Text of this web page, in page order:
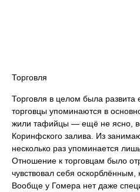
Торговля
Торговля в целом была
торговцы упоминаются в
жили тафийцы — ещё не ясно,
Коринфского залива. Из
несколько раз упоминается
Отношение к торговцам было
чувствовал себя оскорблённым,
Вообще у Гомера нет даже